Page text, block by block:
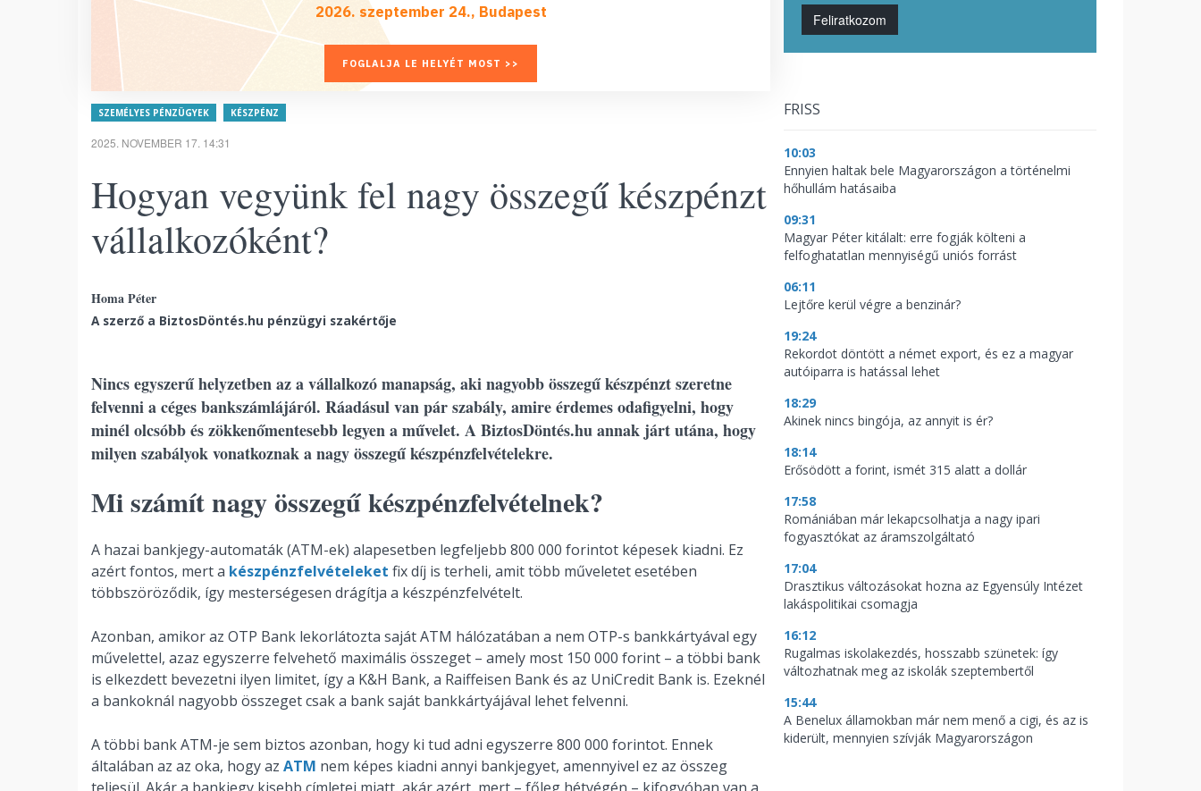
2026. szeptember 24., Budapest
FOGLALJA LE HELYÉT MOST >>
SZEMÉLYES PÉNZÜGYEK KÉSZPÉNZ
2025. NOVEMBER 17. 14:31
Hogyan vegyünk fel nagy összegű készpénzt
vállalkozóként?
Homa Péter
A szerző a BiztosDöntés.hu pénzügyi szakértője
Nincs egyszerű helyzetben az a vállalkozó manapság, aki nagyobb összegű készpénzt szeretne
felvenni a céges bankszámlájáról. Ráadásul van pár szabály, amire érdemes odafigyelni, hogy
minél olcsóbb és zökkenőmentesebb legyen a művelet. A BiztosDöntés.hu annak járt utána, hogy
milyen szabályok vonatkoznak a nagy összegű készpénzfelvételekre.
Mi számít nagy összegű készpénzfelvételnek?
A hazai bankjegy-automaták (ATM-ek) alapesetben legfeljebb 800 000 forintot képesek kiadni. Ez
azért fontos, mert a készpénzfelvételeket fix díj is terheli, amit több műveletet esetében
többszöröződik, így mesterségesen drágítja a készpénzfelvételt.
Azonban, amikor az OTP Bank lekorlátozta saját ATM hálózatában a nem OTP-s bankkártyával egy
művelettel, azaz egyszerre felvehető maximális összeget – amely most 150 000 forint – a többi bank
is elkezdett bevezetni ilyen limitet, így a K&H Bank, a Raiffeisen Bank és az UniCredit Bank is. Ezeknél
a bankoknál nagyobb összeget csak a bank saját bankkártyájával lehet felvenni.
A többi bank ATM-je sem biztos azonban, hogy ki tud adni egyszerre 800 000 forintot. Ennek
általában az az oka, hogy az ATM nem képes kiadni annyi bankjegyet, amennyivel ez az összeg
Feliratkozom
FRISS
10:03
Ennyien haltak bele Magyarországon a történelmi
hőhullám hatásaiba
09:31
Magyar Péter kitálalt: erre fogják költeni a
felfoghatatlan mennyiségű uniós forrást
06:11
Lejtőre kerül végre a benzinár?
19:24
Rekordot döntött a német export, és ez a magyar
autóiparra is hatással lehet
18:29
Akinek nincs bingója, az annyit is ér?
18:14
Erősödött a forint, ismét 315 alatt a dollár
17:58
Romániában már lekapcsolhatja a nagy ipari
fogyasztókat az áramszolgáltató
17:04
Drasztikus változásokat hozna az Egyensúly Intézet
lakáspolitikai csomagja
16:12
Rugalmas iskolakezdés, hosszabb szünetek: így
változhatnak meg az iskolák szeptembertől
15:44
A Benelux államokban már nem menő a cigi, és az is
kiderült, mennyien szívják Magyarországon